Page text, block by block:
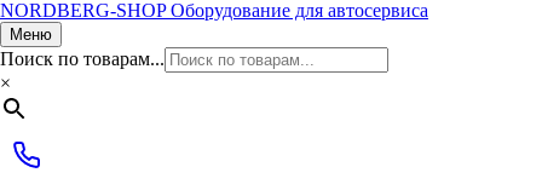
NORDBERG-SHOP Оборудование для автосервиса
Меню
Поиск по товарам...
×